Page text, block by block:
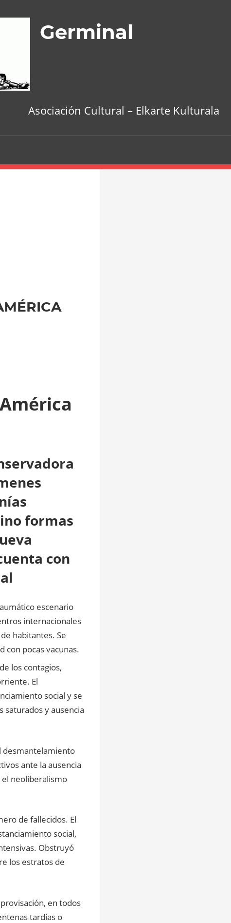
Germinal
Asociación Cultural – Elkarte Kulturala
formas
con
escenario
internacionales
habitantes. Se
con pocas vacunas.
los contagios,
El
social y se
saturados y ausencia
desmantelamiento
ante la ausencia
el neoliberalismo
de fallecidos. El
social,
Obstruyó
los estratos de
en todos
tardías o